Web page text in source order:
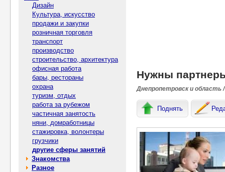
Дизайн
Культура, искусство
продажи и закупки
розничная торговля
транспорт
производство
строительство, архитектура
офисная работа
бары, рестораны
охрана
туризм, отдых
работа за рубежом
частичная занятость
няни, домработницы
стажировка, волонтеры
грузчики
другие сферы занятий
Знакомства
Разное
Нужны
Днепропетровск и область
Поднять